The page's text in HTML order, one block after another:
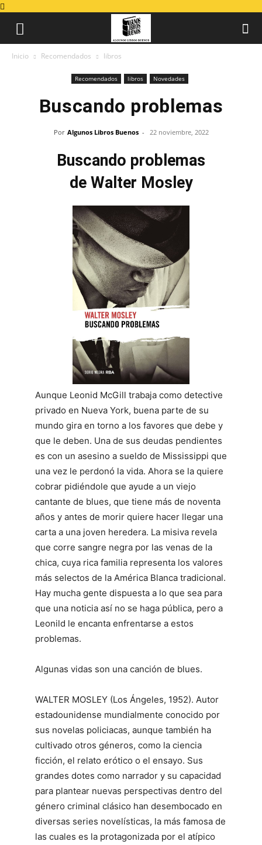
Inicio Recomendados libros
Recomendados libros Novedades
Buscando problemas
Por Algunos Libros Buenos - 22 noviembre, 2022
Buscando problemas
de Walter Mosley
Aunque Leonid McGill trabaja como detective
privado en Nueva York, buena parte de su
mundo gira en torno a los favores que debe y
que le deben. Una de sus deudas pendientes
es con un asesino a sueldo de Mississippi que
una vez le perdonó la vida. Ahora se la quiere
cobrar pidiéndole que ayude a un viejo
cantante de blues, que tiene más de noventa
años y antes de morir quiere hacer llegar una
carta a una joven heredera. La misiva revela
que corre sangre negra por las venas de la
chica, cuya rica familia representa los valores
más selectos de la América Blanca tradicional.
Hay mucha gente dispuesta a lo que sea para
que una noticia así no se haga pública, pero a
Leonild le encanta enfrentarse a estos
problemas.
Algunas vidas son una canción de blues.
WALTER MOSLEY (Los Ángeles, 1952). Autor
estadounidense mundialmente conocido por
sus novelas policiacas, aunque también ha
cultivado otros géneros, como la ciencia
ficción, el relato erótico o el ensayo. Sus
grandes dotes como narrador y su capacidad
para plantear nuevas perspectivas dentro del
género criminal clásico han desembocado en
diversas series novelísticas, la más famosa de
las cuales es la protagonizada por el atípico